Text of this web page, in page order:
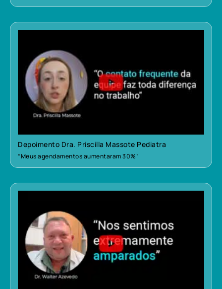
Depoimento Dra. Priscilla Massote Pediatra
“Meus agendamentos aumentaram 30%”